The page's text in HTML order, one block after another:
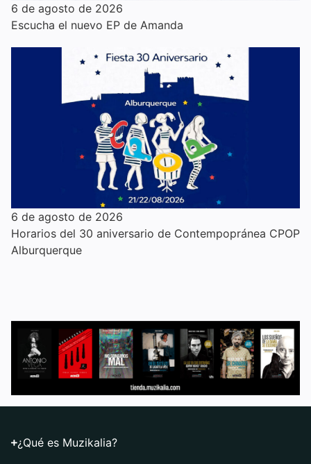
6 de agosto de 2026
Escucha el nuevo EP de Amanda
6 de agosto de 2026
Horarios del 30 aniversario de Contempopránea CPOP
Alburquerque
¿Qué es Muzikalia?